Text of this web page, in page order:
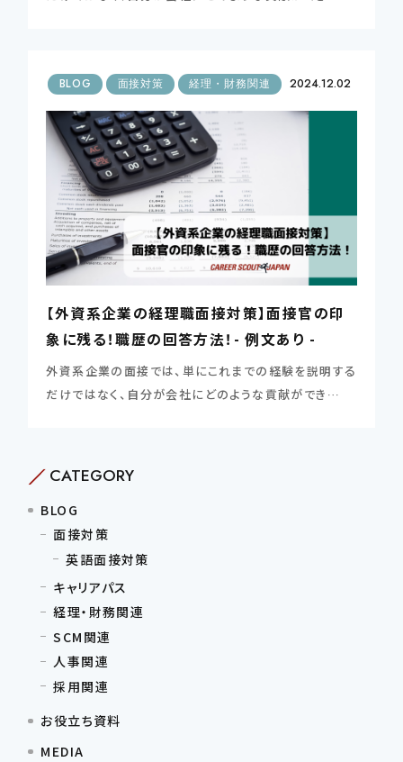
BLOG 面接対策 経理・財務関連 2024.12.02
【外資系企業の経理職面接対策】面接官の印
象に残る！職歴の回答方法！- 例文あり -
外資系企業の面接では、単にこれまでの経験を説明する
だけではなく、自分が会社にどのような貢献ができ…
CATEGORY
BLOG
面接対策
英語面接対策
キャリアパス
経理・財務関連
SCM関連
人事関連
採用関連
お役立ち資料
MEDIA